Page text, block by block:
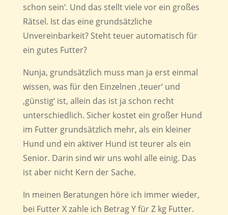
schon sein‘. Und das stellt viele vor ein großes
Rätsel. Ist das eine grundsätzliche
Unvereinbarkeit? Steht teuer automatisch für
ein gutes Futter?
Nunja, grundsätzlich muss man ja erst einmal
wissen, was für den Einzelnen ‚teuer‘ und
‚günstig‘ ist, allein das ist ja schon recht
unterschiedlich. Sicher kostet ein großer Hund
im Futter grundsätzlich mehr, als ein kleiner
Hund und ein aktiver Hund ist teurer als ein
Senior. Darin sind wir uns wohl alle einig. Das
ist aber nicht Kern der Sache.
In meinen Beratungen höre ich immer wieder,
bei Futter X zahle ich Betrag Y für Z kg Futter.